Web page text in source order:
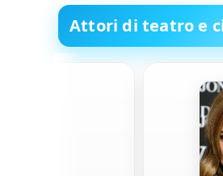
Attori di teatro e